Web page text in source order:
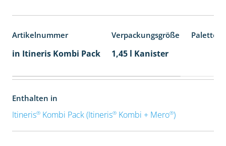
Artikelnummer Verpackungsgröße
in Itineris Kombi Pack 1,45 l Kanister
Enthalten in
Itineris®Kombi Pack (Itineris®Kombi + Mero®)